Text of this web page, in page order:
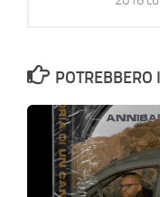
POTREBBERO